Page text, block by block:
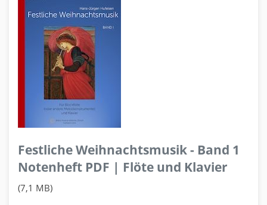
Festliche Weihnachtsmusik - Band 1
Notenheft PDF | Flöte und Klavier
(7,1 MB)